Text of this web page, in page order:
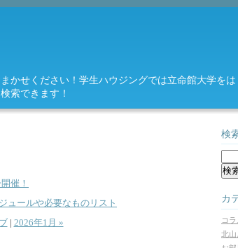
かせください！学生ハウジングでは立命館大学を
索できます！
催！
ュールや必要なものリスト
| 2026年1月 »
検
カ
コ
北